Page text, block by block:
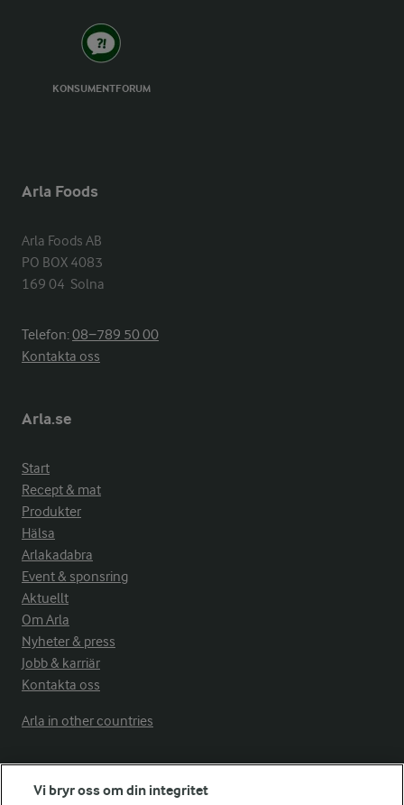
KONSUMENTFORUM
Arla Foods
Arla Foods AB
PO BOX 4083
169 04  Solna
Telefon:08−789 50 00
Kontakta oss
Arla.se
Start
Recept & mat
Produkter
Hälsa
Arlakadabra
Event & sponsring
Aktuellt
Om Arla
Nyheter & press
Jobb & karriär
Kontakta oss
Arla in other countries
Fler Arlasajter
Vi bryr oss om din integritet